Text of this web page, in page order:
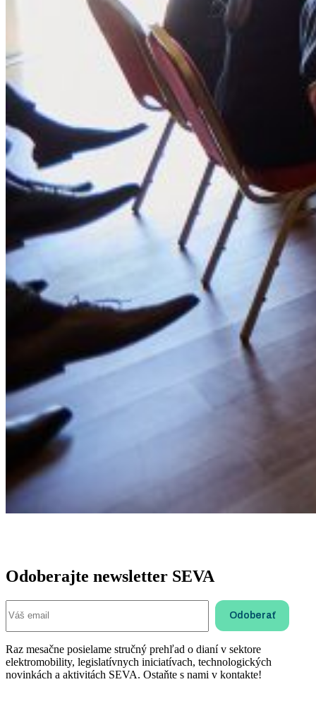
Odoberajte newsletter SEVA
Raz mesačne posielame stručný prehľad o dianí v sektore
elektromobility, legislatívnych iniciatívach, technologických
novinkách a aktivitách SEVA. Ostaňte s nami v kontakte!